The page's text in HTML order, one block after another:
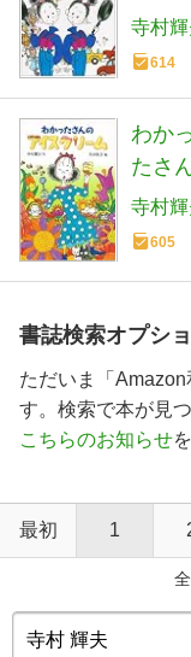
寺村
614
わか
たさ
寺村
605
書誌検索オプシ
ただいま「
す。検索で本が見
こちらのお知らせ
最初 1